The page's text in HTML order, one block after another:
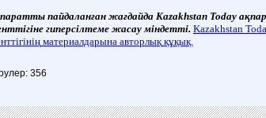
пайдаланған жағдайда Kazakhstan Today
гиперсілтеме жасау міндетті. Kazakhstan
материалдарына авторлық құқық.
356